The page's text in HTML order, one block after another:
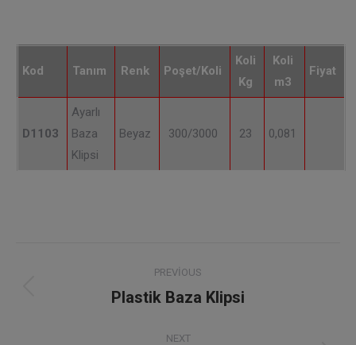
Kod Tanım Renk Poşet/Koli
Koli
Kg
Koli
m3
Fiyat
D1103
Ayarlı
Baza
Klipsi
Beyaz 300/3000 23 0,081
navigation
PREVIOUS
Previous
Plastik Baza Klipsi
NEXT